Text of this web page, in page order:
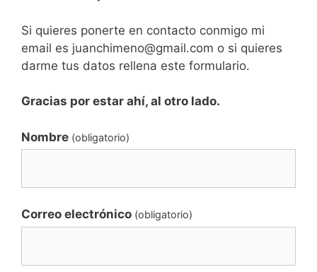
Si quieres ponerte en contacto conmigo mi
email es juanchimeno@gmail.com o si quieres
darme tus datos rellena este formulario.
Gracias por estar ahí, al otro lado.
Nombre (obligatorio)
Correo electrónico (obligatorio)